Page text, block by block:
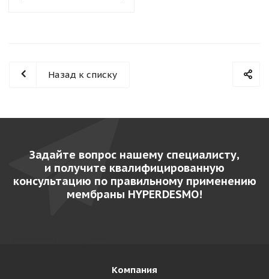
Назад к списку
Задайте вопрос нашему специалисту,
и получите квалифицированную
консультацию по правильному применению
мембраны HYPERDESMO!
Компания